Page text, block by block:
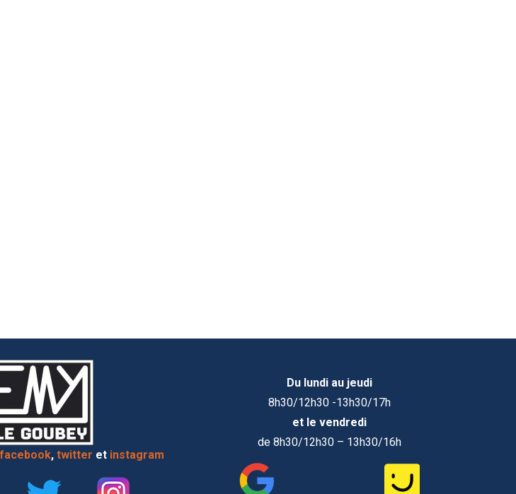
facebook, twitter et instagram
Du lundi au jeudi
8h30/12h30 -13h30/17h
et le vendredi
de 8h30/12h30 – 13h30/16h